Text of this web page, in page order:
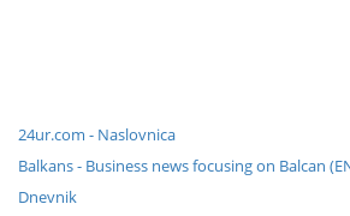
24ur.com - Naslovnica
Balkans - Business news focusing on Balcan
Dnevnik